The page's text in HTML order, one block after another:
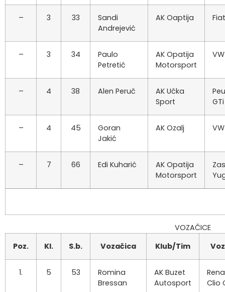
– 3 33
Sandi
Andrejević
AK Oaptija
– 3 34
Paulo
Petretić
AK Opatija
Motorsport
– 4 38 Alen Peruč
AK Učka
Sport
GTi
– 4 45
Goran
Jakić
AK Ozalj
– 7 66 Edi Kuharić
AK Opatija
Motorsport
VOZAČICE
Poz.
Kl. S.b. Vozačica Klub/Tim
1. 5 53
Romina
Bressan
AK Buzet
Autosport
Clio